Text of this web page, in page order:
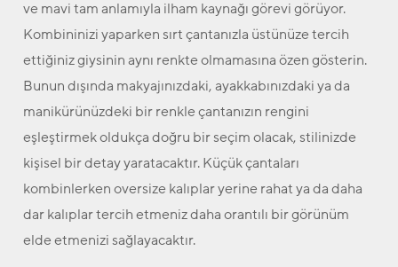
ve mavi tam anlamıyla ilham kaynağı görevi görüyor.
Kombininizi yaparken sırt çantanızla üstünüze tercih
ettiğiniz giysinin aynı renkte olmamasına özen gösterin.
Bunun dışında makyajınızdaki, ayakkabınızdaki ya da
manikürünüzdeki bir renkle çantanızın rengini
eşleştirmek oldukça doğru bir seçim olacak, stilinizde
kişisel bir detay yaratacaktır. Küçük çantaları
kombinlerken oversize kalıplar yerine rahat ya da daha
dar kalıplar tercih etmeniz daha orantılı bir görünüm
elde etmenizi sağlayacaktır.